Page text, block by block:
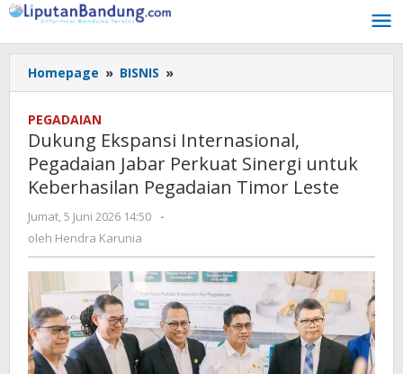
Lewati
konten
Homepage » BISNIS »
Ekspansi
Jabar
Perkuat
Sinergi
Timor
Leste
PEGADAIAN
Dukung Ekspansi Internasional,
Pegadaian Jabar Perkuat Sinergi untuk
Keberhasilan Pegadaian Timor Leste
Jumat, 5 Juni 2026 14:50
oleh
-
oleh Hendra Karunia